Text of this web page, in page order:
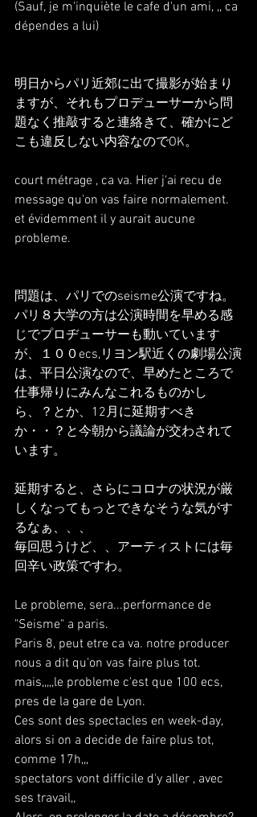
(Sauf, je m'inquiète le cafe d'un ami, ,, ca
dépendes a lui)
明日からパリ近郊に出て撮影が始まり
ますが、それもプロデューサーから問
題なく推敲すると連絡きて、確かにど
こも違反しない内容なのでOK。
court métrage , ca va. Hier j'ai recu de
message qu'on vas faire normalement.
et évidemment il y aurait aucune
probleme.
問題は、パリでのseisme公演ですね。
パリ８大学の方は公演時間を早める感
じでプロヂューサーも動いています
が、１００ecs,リヨン駅近くの劇場公演
は、平日公演なので、早めたところで
仕事帰りにみんなこれるものかし
ら、？とか、12月に延期すべき
か・・？と今朝から議論が交わされて
います。
延期すると、さらにコロナの状況が厳
しくなってもっとできなそうな気がす
るなぁ、、、
毎回思うけど、、アーティストには毎
回辛い政策ですわ。
Le probleme, sera...performance de
"Seisme" a paris.
Paris 8, peut etre ca va. notre producer
nous a dit qu'on vas faire plus tot.
mais,,,,,le probleme c'est que 100 ecs,
pres de la gare de Lyon.
Ces sont des spectacles en week-day,
alors si on a decide de faire plus tot,
comme 17h,,,
spectators vont difficile d'y aller , avec
ses travail,,